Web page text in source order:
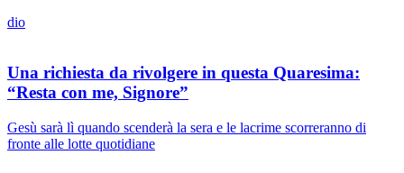
dio
Una richiesta da rivolgere in questa Quaresima:
“Resta con me, Signore”
Gesù sarà lì quando scenderà la sera e le lacrime scorreranno di
fronte alle lotte quotidiane